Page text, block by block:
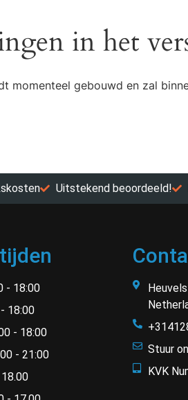
in het
momenteel gebouwd en zal
Uitstekend beoordeeld!
- 18:00
18:00
- 18:00
- 21:00
Stuur
KVK